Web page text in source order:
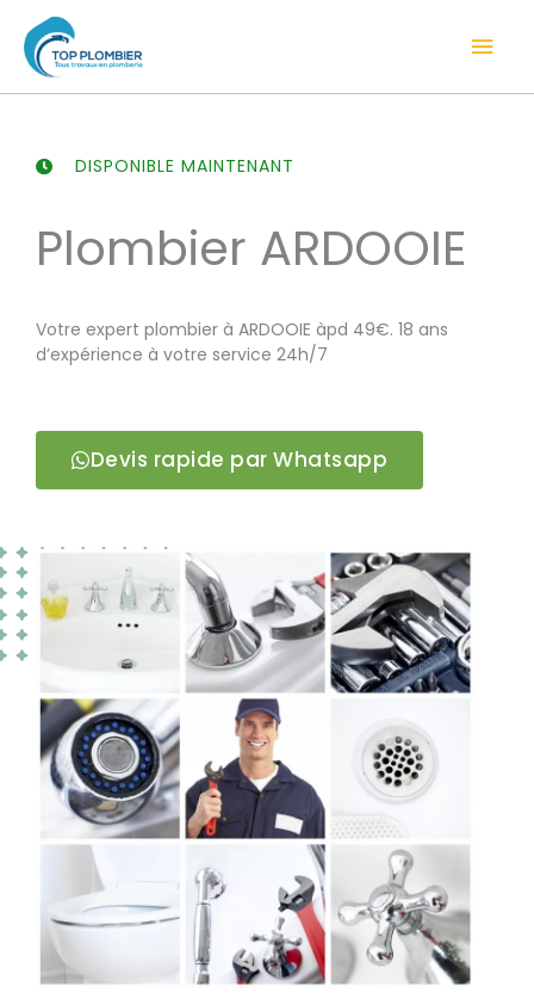
contenu
DISPONIBLE MAINTENANT
Plombier ARDOOIE
Votre expert plombier à ARDOOIE àpd 49€. 18 ans
d’expérience à votre service 24h/7
Devis rapide par Whatsapp